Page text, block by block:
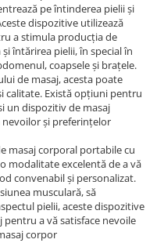
pe întinderea pielii și
dispozitive utilizează
a stimula producția de
întărirea pielii, în special în
coapsele și brațele.
de masaj, acesta poate
calitate. Există opțiuni pentru
un dispozitiv de masaj
nevoilor și preferințelor
masaj corporal portabile cu
modalitate excelentă de a vă
convenabil și personalizat.
musculară, să
pielii, aceste dispozitive
a vă satisface nevoile
corpor